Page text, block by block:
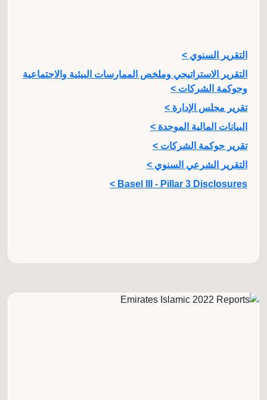
التقرير السنوي >
التقرير الاستراتيجي وملخص الممارسات البيئية والاجتماعية
وحوكمة الشركات >
تقرير مجلس الإدارة >
البيانات المالية الموحدة >
تقرير حوكمة الشركات >
التقرير الشرعي السنوي >
Basel III - Pillar 3 Disclosures >